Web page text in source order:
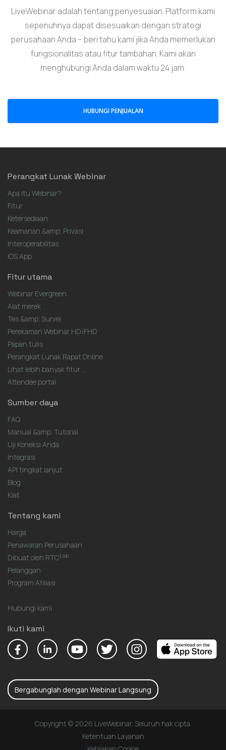
LiveWebinar adalah tentang penyesuaian. Platform kami
sepenuhnya dapat disesuaikan dengan strategi
perusahaan Anda – beri tahu kami jika Anda memerlukan
fungsionalitas atau fitur tambahan. Kami akan
menghubungi Anda dalam waktu 24 jam.
HUBUNGI PENJUALAN
Perangkat Lunak Webinar
Apa itu Webinar?
Fitur
Ketersediaan
Keamanan &amp; Privasi
Interoperabilitas
iOS App
Fitur utama
Webinar Evergreen
Alat merek
Tes &amp; Survei
Perekaman Webinar HD/FHD
Papan tulis
Perangkat Lunak Rapat Online
Lihat lebih banyak fitur ...
Attendee portal
Sumber daya
FAQ
Manual &amp; Tutorial
Uji Koneksi Anda
Integrasi
API tingkat lanjut
Blog
Kiat
Tentang kami
Harga
Penawaran Perusahaan
Dibuat oleh RTCLab
Pelanggan
Program Afiliasi
Hubungi kami
Ikuti kami
Bergabunglah dengan Webinar Langsung
Copyright © 2026 LiveWebinar. Seluruh hak cipta.
Ketentuan Layanan